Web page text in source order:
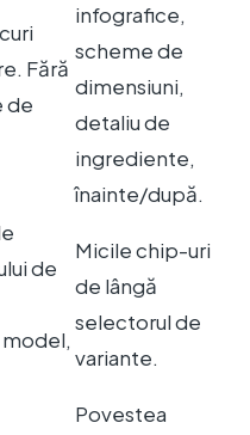
Fără
de
infografice,
scheme de
dimensiuni,
detaliu de
ingrediente,
înainte/după.
de
Micile chip-uri
de lângă
selectorul de
variante.
Povestea